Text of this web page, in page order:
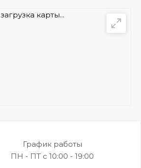
загрузка карты...
График работы
ПН - ПТ с 10:00 - 19:00